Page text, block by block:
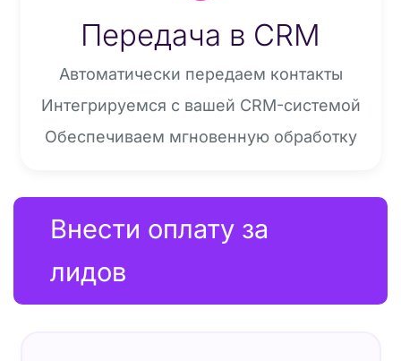
Передача в CRM
Автоматически передаем контакты
Интегрируемся с вашей CRM-системой
Обеспечиваем мгновенную обработку
Внести оплату за
лидов